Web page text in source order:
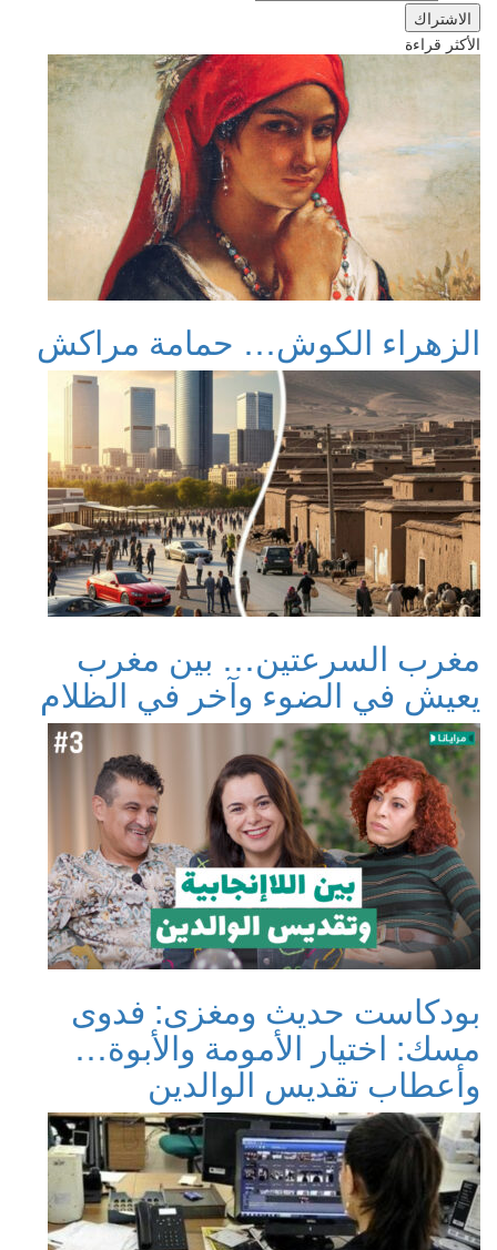
الأكثر قراءة
الزهراء الكوش… حمامة مراكش
مغرب السرعتين… بين مغرب
يعيش في الضوء وآخر في الظلام
بودكاست حديث ومغزى: فدوى
مسك: اختيار الأمومة والأبوة…
وأعطاب تقديس الوالدين